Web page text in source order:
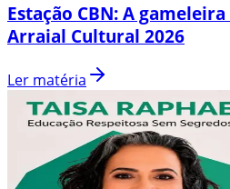
Estação CBN: A
Arraial Cultural 2026
Ler matéria